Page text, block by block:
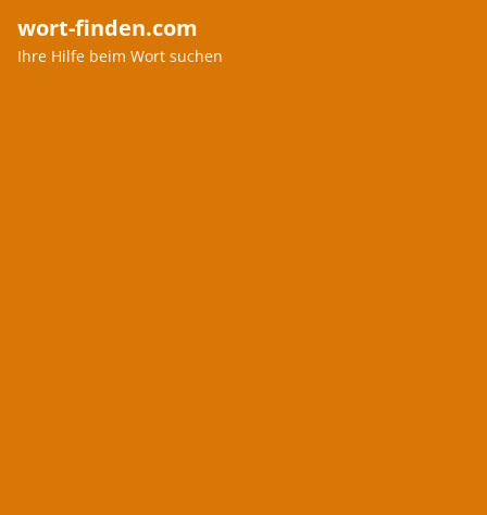
wort-finden.com
Ihre Hilfe beim Wort suchen